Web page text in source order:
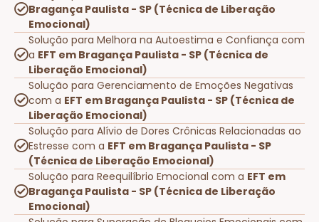
Bragança Paulista - SP (Técnica de Liberação
Emocional)
Solução para Melhora na Autoestima e Confiança com
a EFT em Bragança Paulista - SP (Técnica de
Liberação Emocional)
Solução para Gerenciamento de Emoções Negativas
com a EFT em Bragança Paulista - SP (Técnica de
Liberação Emocional)
Solução para Alívio de Dores Crônicas Relacionadas ao
Estresse com a EFT em Bragança Paulista - SP
(Técnica de Liberação Emocional)
Solução para Reequilíbrio Emocional com a EFT em
Bragança Paulista - SP (Técnica de Liberação
Emocional)